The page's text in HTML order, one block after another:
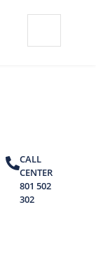
CALL
CENTER
801 502
302